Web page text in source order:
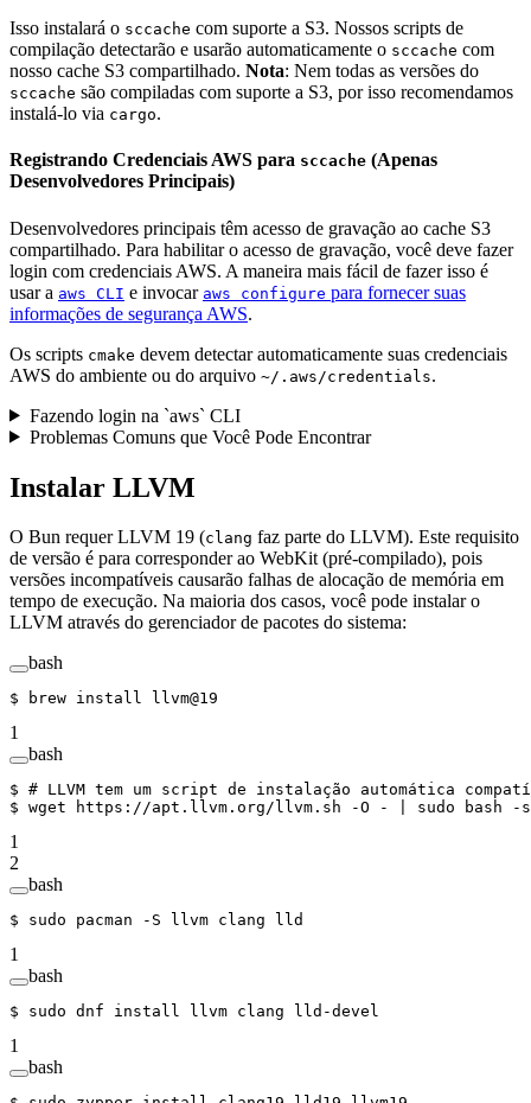
Isso instalará o sccache com suporte a S3. Nossos scripts de
compilação detectarão e usarão automaticamente o sccache com
nosso cache S3 compartilhado. Nota: Nem todas as versões do
sccache são compiladas com suporte a S3, por isso recomendamos
instalá-lo via cargo.
Registrando Credenciais AWS para sccache (Apenas
Desenvolvedores Principais)
Desenvolvedores principais têm acesso de gravação ao cache S3
compartilhado. Para habilitar o acesso de gravação, você deve fazer
login com credenciais AWS. A maneira mais fácil de fazer isso é
usar a aws CLI e invocar aws configure para fornecer suas
informações de segurança AWS.
Os scripts cmake devem detectar automaticamente suas credenciais
AWS do ambiente ou do arquivo ~/.aws/credentials.
Fazendo login na `aws` CLI
Problemas Comuns que Você Pode Encontrar
Instalar LLVM
O Bun requer LLVM 19 (clang faz parte do LLVM). Este requisito
de versão é para corresponder ao WebKit (pré-compilado), pois
versões incompatíveis causarão falhas de alocação de memória em
tempo de execução. Na maioria dos casos, você pode instalar o
LLVM através do gerenciador de pacotes do sistema:
bash
$ brew install llvm@19
1
bash
$ # LLVM tem um script de instalação automática
$ wget https://apt.llvm.org/llvm.sh -O - sudo bash -s
1
2
bash
$ sudo pacman -S llvm clang lld
1
bash
$ sudo dnf install llvm clang lld-devel
1
bash